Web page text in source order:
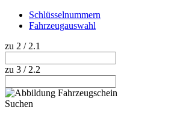
Schlüsselnummern
Fahrzeugauswahl
zu 2 / 2.1
zu 3 / 2.2
Suchen